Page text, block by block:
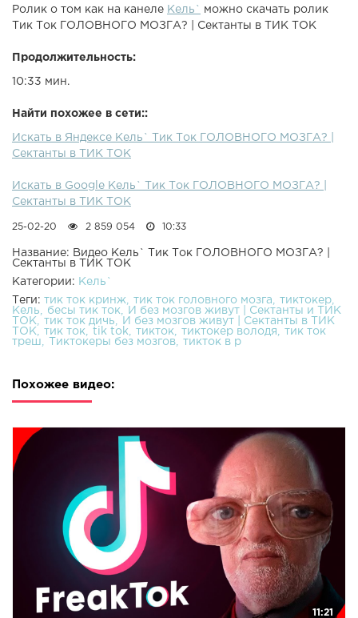
Ролик о том как на канеле Кель`
можно скачать ролик
Тик Ток ГОЛОВНОГО МОЗГА? | Сектанты в ТИК ТОК
Продолжительность:
10:33 мин.
Найти похожее в сети::
Искать в Яндексе Кель` Тик Ток ГОЛОВНОГО МОЗГА? |
Сектанты в ТИК ТОК
Искать в Google Кель` Тик Ток ГОЛОВНОГО МОЗГА? |
Сектанты в ТИК ТОК
25-02-20 2 859 054 10:33
Название: Видео Кель` Тик Ток ГОЛОВНОГО МОЗГА? |
Сектанты в ТИК ТОК
Категории: Кель`
Теги: тик ток кринж тик ток головного мозга
тиктокер
Кель
бесы тик ток
И без мозгов живут | Сектанты и ТИК
ТОК
тик ток дичь
И без мозгов живут | Сектанты в ТИК
ТОК
тик ток tik tok тикток тиктокер володя
тик ток
треш
Тиктокеры без мозгов тикток в р
Похожее видео:
11:21